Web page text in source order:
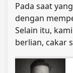
Pada saat
dengan
Selain itu,
berlian, cakar